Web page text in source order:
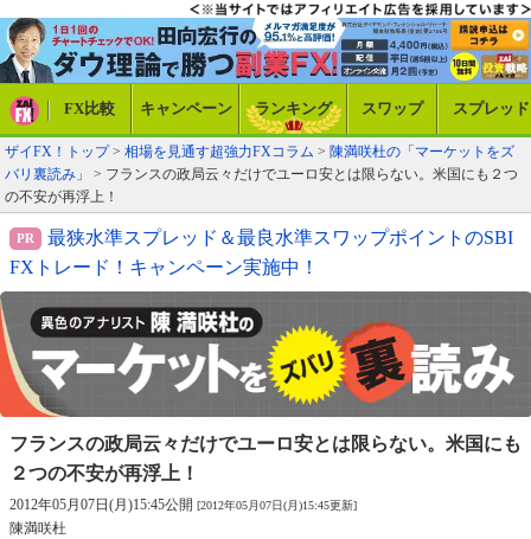
FX比較 キャンペーン ランキング スワップ スプレッド
ザイFX！トップ> 相場を見通す超強力FXコラム > 陳満咲杜の「マーケットをズ
バリ裏読み」
> フランスの政局云々だけでユーロ安とは限らない。米国にも２つ
の不安が再浮上！
最狭水準スプレッド＆最良水準スワップポイントのSBI
FXトレード！キャンペーン実施中！
フランスの政局云々だけでユーロ安とは限らない。米国にも
２つの不安が再浮上！
2012年05月07日(月)15:45公開 [2012年05月07日(月)15:45更新]
陳満咲杜